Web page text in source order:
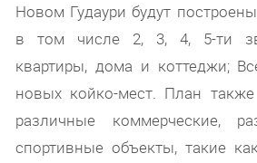
Новом Гудаури будут
в том числе 2, 3, 4, 5-ти
квартиры, дома и коттеджи;
новых койко-мест. План
различные коммерческие,
спортивные объекты, такие